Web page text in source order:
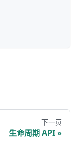
下一页
生命周期 API